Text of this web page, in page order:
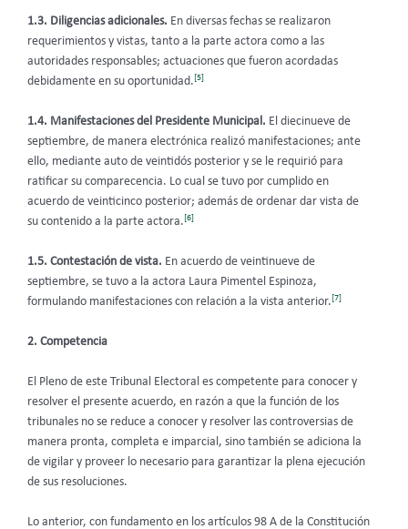
1.3. Diligencias adicionales. En diversas fechas se realizaron
requerimientos y vistas, tanto a la parte actora como a las
autoridades responsables; actuaciones que fueron acordadas
debidamente en su oportunidad.[5]
1.4. Manifestaciones del Presidente Municipal. El diecinueve de
septiembre, de manera electrónica realizó manifestaciones; ante
ello, mediante auto de veintidós posterior y se le requirió para
ratificar su comparecencia. Lo cual se tuvo por cumplido en
acuerdo de veinticinco posterior; además de ordenar dar vista de
su contenido a la parte actora.[6]
1.5. Contestación de vista. En acuerdo de veintinueve de
septiembre, se tuvo a la actora Laura Pimentel Espinoza,
formulando manifestaciones con relación a la vista anterior.[7]
2. Competencia
El Pleno de este Tribunal Electoral es competente para conocer y
resolver el presente acuerdo, en razón a que la función de los
tribunales no se reduce a conocer y resolver las controversias de
manera pronta, completa e imparcial, sino también se adiciona la
de vigilar y proveer lo necesario para garantizar la plena ejecución
de sus resoluciones.
Lo anterior, con fundamento en los artículos 98 A de la Constitución